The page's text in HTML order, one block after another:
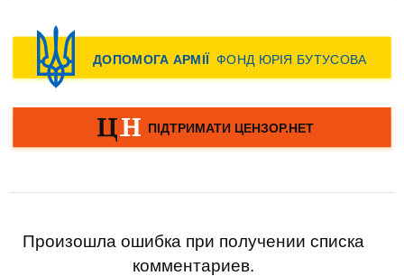
Произошла ошибка при получении списка
комментариев.